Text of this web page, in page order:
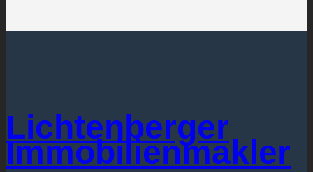
Lichtenberger
Immobilienmakler